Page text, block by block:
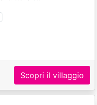
Scopri il villaggio